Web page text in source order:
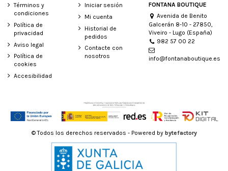
Términos y
condiciones
Política de
privacidad
Aviso legal
Política de
cookies
Accesibilidad
Iniciar sesión
Mi cuenta
Historial de
pedidos
Contacte con
nosotros
FONTANA BOUTIQUE
Avenida de Benito
Galcerán 8-10 - 27850,
Viveiro - Lugo (España)
982 57 00 22
info@fontanaboutique.es
© Todos los derechos reservados - Powered by bytefactory